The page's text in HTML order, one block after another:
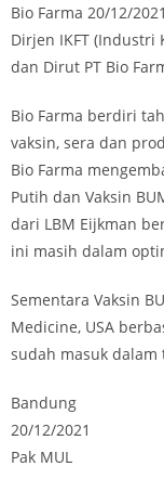
Bio Farma 20/12/
Dirjen IKFT (Industri
dan Dirut PT Bio
Bio Farma berdiri
vaksin, sera dan
Bio Farma
Putih dan Vaksin
dari LBM Eijkman
ini masih dalam
Sementara Vaksin
Medicine, USA
sudah masuk
Bandung
20/12/2021
Pak MUL